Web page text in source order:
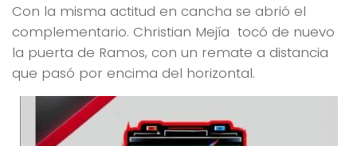
Con la misma actitud en cancha se abrió el
complementario. Christian Mejía tocó de nuevo
la puerta de Ramos, con un remate a distancia
que pasó por encima del horizontal.